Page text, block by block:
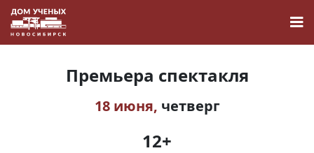
Премьера спектакля
18 июня, четверг
12+